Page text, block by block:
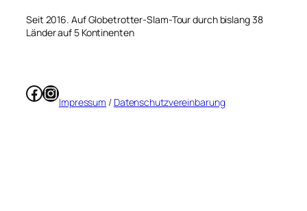
Seit 2016. Auf Globetrotter-Slam-Tour durch bislang 38
Länder auf 5 Kontinenten
Facebook
Instagram
Impressum / Datenschutzvereinbarung